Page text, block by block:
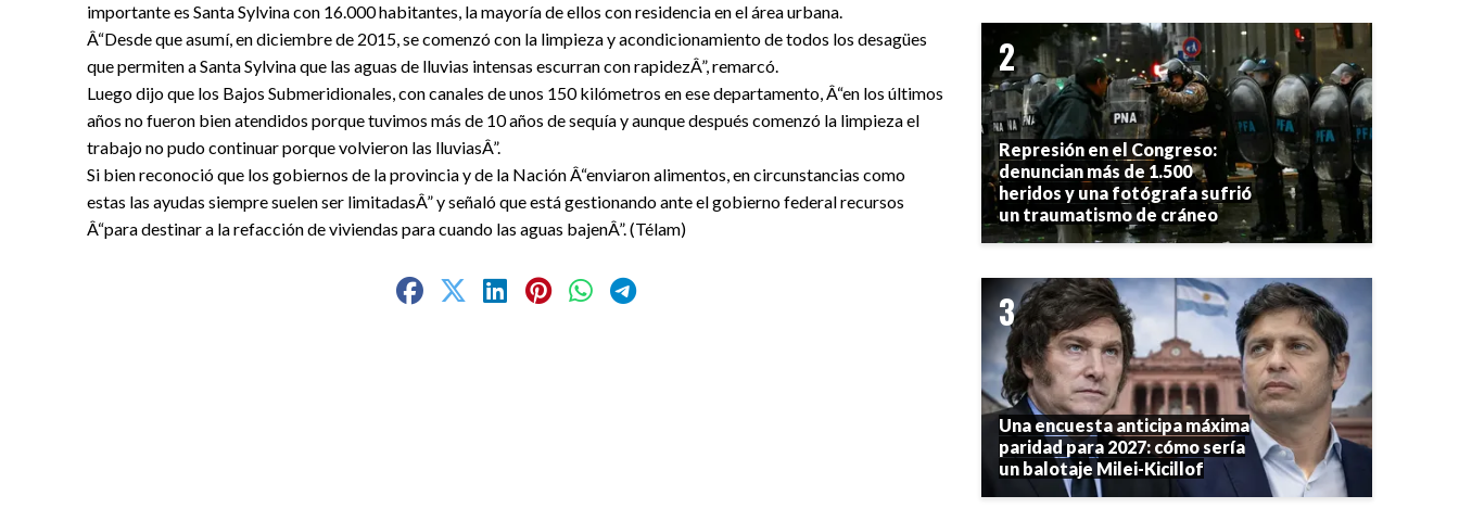
importante es Santa Sylvina con 16.000 habitantes, la mayoría de ellos con residencia en el área urbana.
Â“Desde que asumí, en diciembre de 2015, se comenzó con la limpieza y acondicionamiento de todos los desagües
que permiten a Santa Sylvina que las aguas de lluvias intensas escurran con rapidezÂ”, remarcó.
Luego dijo que los Bajos Submeridionales, con canales de unos 150 kilómetros en ese departamento, Â“en los últimos
años no fueron bien atendidos porque tuvimos más de 10 años de sequía y aunque después comenzó la limpieza el
trabajo no pudo continuar porque volvieron las lluviasÂ”.
Si bien reconoció que los gobiernos de la provincia y de la Nación Â“enviaron alimentos, en circunstancias como
estas las ayudas siempre suelen ser limitadasÂ” y señaló que está gestionando ante el gobierno federal recursos
Â“para destinar a la refacción de viviendas para cuando las aguas bajenÂ”. (Télam)
Represión en el Congreso:
denuncian más de 1.500
heridos y una fotógrafa sufrió
un traumatismo de cráneo
Una encuesta anticipa máxima
paridad para 2027: cómo sería
un balotaje Milei-Kicillof